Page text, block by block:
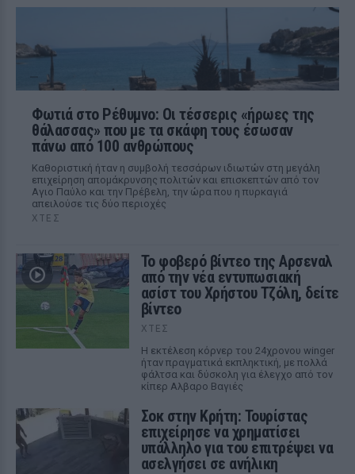
Φωτιά στο Ρέθυμνο: Οι τέσσερις «ήρωες της
θάλασσας» που με τα σκάφη τους έσωσαν
πάνω από 100 ανθρώπους
Καθοριστική ήταν η συμβολή τεσσάρων ιδιωτών στη μεγάλη
επιχείρηση απομάκρυνσης πολιτών και επισκεπτών από τον
Αγιο Παύλο και την Πρέβελη, την ώρα που η πυρκαγιά
απειλούσε τις δύο περιοχές
ΧΤΕΣ
Το φοβερό βίντεο της Αρσεναλ
από την νέα εντυπωσιακή
ασίστ του Χρήστου Τζόλη, δείτε
βίντεο
ΧΤΕΣ
Η εκτέλεση κόρνερ του 24χρονου winger
ήταν πραγματικά εκπληκτική, με πολλά
φάλτσα και δύσκολη για έλεγχο από τον
κίπερ Αλβαρο Βαγιές
Σοκ στην Κρήτη: Τουρίστας
επιχείρησε να χρηματίσει
υπάλληλο για του επιτρέψει να
ασελγήσει σε ανήλικη